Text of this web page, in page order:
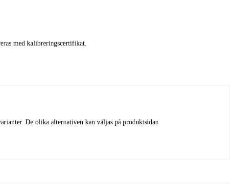
med kalibreringscertifikat.
De olika alternativen kan väljas på produktsidan